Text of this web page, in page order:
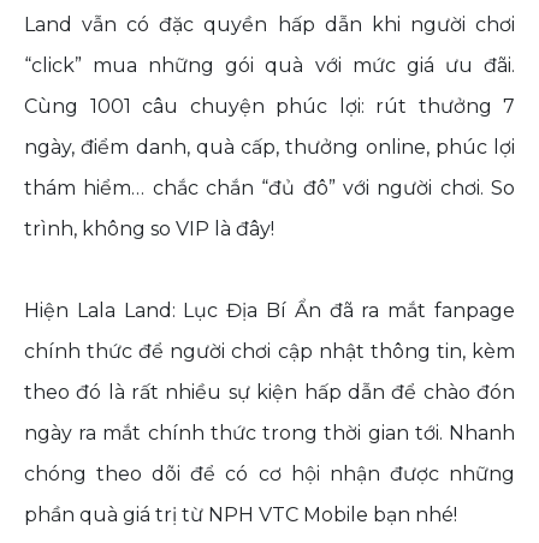
Land vẫn có đặc quyền hấp dẫn khi người chơi
“click” mua những gói quà với mức giá ưu đãi.
Cùng 1001 câu chuyện phúc lợi: rút thưởng 7
ngày, điểm danh, quà cấp, thưởng online, phúc lợi
thám hiểm… chắc chắn “đủ đô” với người chơi. So
trình, không so VIP là đây!
Hiện Lala Land: Lục Địa Bí Ẩn đã ra mắt fanpage
chính thức để người chơi cập nhật thông tin, kèm
theo đó là rất nhiều sự kiện hấp dẫn để chào đón
ngày ra mắt chính thức trong thời gian tới. Nhanh
chóng theo dõi để có cơ hội nhận được những
phần quà giá trị từ NPH VTC Mobile bạn nhé!